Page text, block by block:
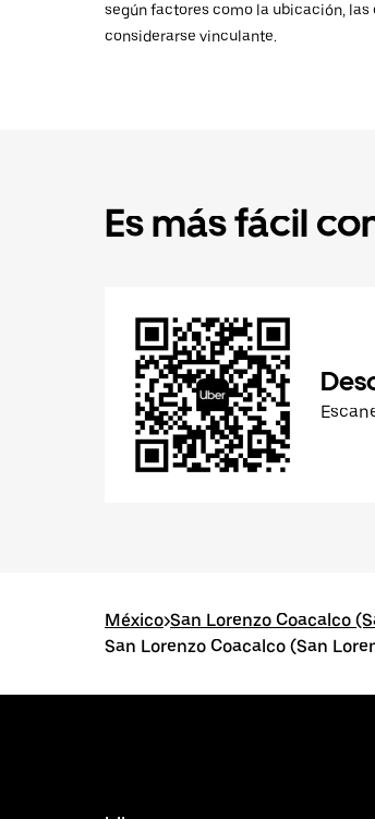
según factores como la ubicación,
considerarse vinculante.
Es más fácil
México>San Lorenzo Coacalco
San Lorenzo Coacalco (San